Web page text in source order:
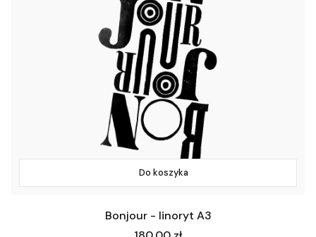
Do koszyka
Bonjour - linoryt A3